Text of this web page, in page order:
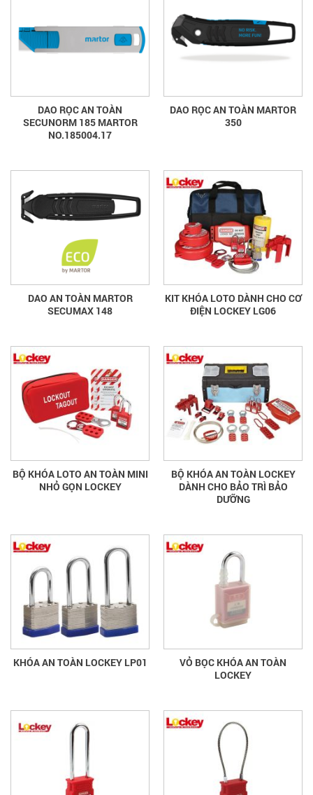
DAO RỌC AN TOÀN
SECUNORM 185 MARTOR
NO.185004.17
DAO RỌC AN TOÀN MARTOR
350
DAO AN TOÀN MARTOR
SECUMAX 148
KIT KHÓA LOTO DÀNH CHO CƠ
ĐIỆN LOCKEY LG06
BỘ KHÓA LOTO AN TOÀN MINI
NHỎ GỌN LOCKEY
BỘ KHÓA AN TOÀN LOCKEY
DÀNH CHO BẢO TRÌ BẢO
DƯỠNG
KHÓA AN TOÀN LOCKEY LP01
VỎ BỌC KHÓA AN TOÀN
LOCKEY